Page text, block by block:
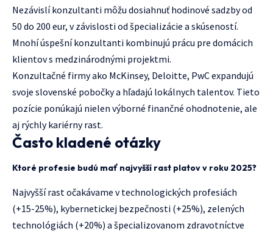
Nezávislí konzultanti môžu dosiahnuť hodinové sadzby od
50 do 200 eur, v závislosti od špecializácie a skúseností.
Mnohí úspešní konzultanti kombinujú prácu pre domácich
klientov s medzinárodnými projektmi.
Konzultačné firmy ako McKinsey, Deloitte, PwC expandujú
svoje slovenské pobočky a hľadajú lokálnych talentov. Tieto
pozície ponúkajú nielen výborné finančné ohodnotenie, ale
aj rýchly kariérny rast.
Často kladené otázky
Ktoré profesie budú mať najvyšší rast platov v roku 2025?
Najvyšší rast očakávame v technologických profesiách
(+15-25%), kybernetickej bezpečnosti (+25%), zelených
technológiách (+20%) a špecializovanom zdravotníctve